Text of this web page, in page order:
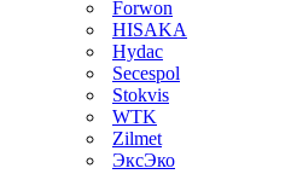
Forwon
HISAKA
Hydac
Secespol
Stokvis
WTK
Zilmet
ЭксЭко